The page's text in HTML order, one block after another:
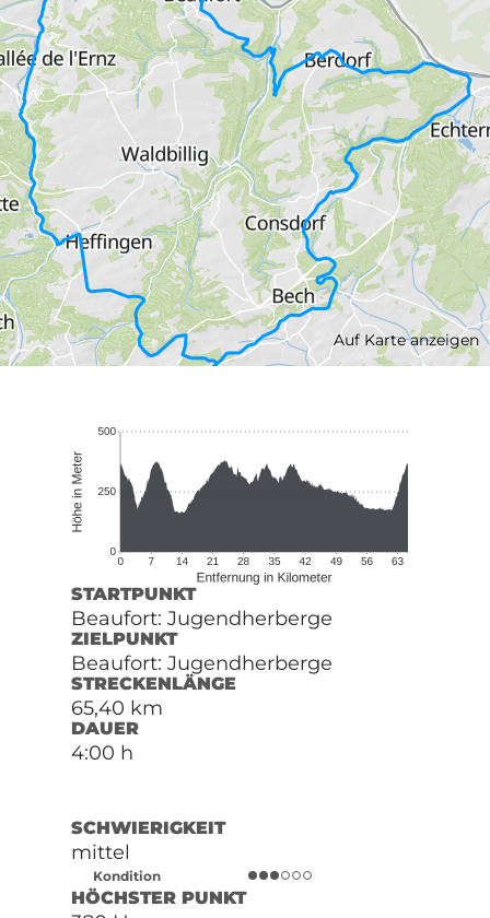
Auf Karte anzeigen
STARTPUNKT
Beaufort: Jugendherberge
ZIELPUNKT
Beaufort: Jugendherberge
STRECKENLÄNGE
65,40 km
DAUER
4:00 h
SCHWIERIGKEIT
mittel
Kondition
HÖCHSTER PUNKT